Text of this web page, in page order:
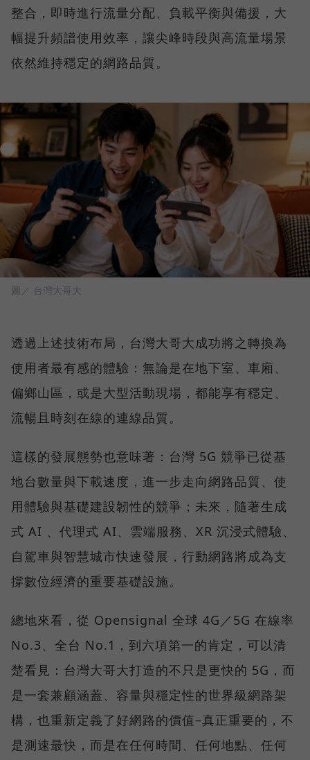
整合，即時進行流量分配、負載平衡與備援，大
幅提升頻譜使用效率，讓尖峰時段與高流量場景
依然維持穩定的網路品質。
圖／ 台灣大哥大
透過上述技術布局，台灣大哥大成功將之轉換為
使用者最有感的體驗：無論是在地下室、車廂、
偏鄉山區，或是大型活動現場，都能享有穩定、
流暢且時刻在線的連線品質。
這樣的發展態勢也意味著：台灣 5G 競爭已從基
地台數量與下載速度，進一步走向網路品質、使
用體驗與基礎建設韌性的競爭；未來，隨著生成
式 AI 、代理式 AI、雲端服務、XR 沉浸式體驗、
自駕車與智慧城市快速發展，行動網路將成為支
撐數位經濟的重要基礎設施。
總地來看，從 Opensignal 全球 4G／5G 在線率
No.3、全台 No.1，到六項第一的肯定，可以清
楚看見：台灣大哥大打造的不只是更快的 5G，而
是一套兼顧涵蓋、容量與穩定性的世界級網路架
構，也重新定義了好網路的價值–真正重要的，不
是測速最快，而是在任何時間、任何地點、任何